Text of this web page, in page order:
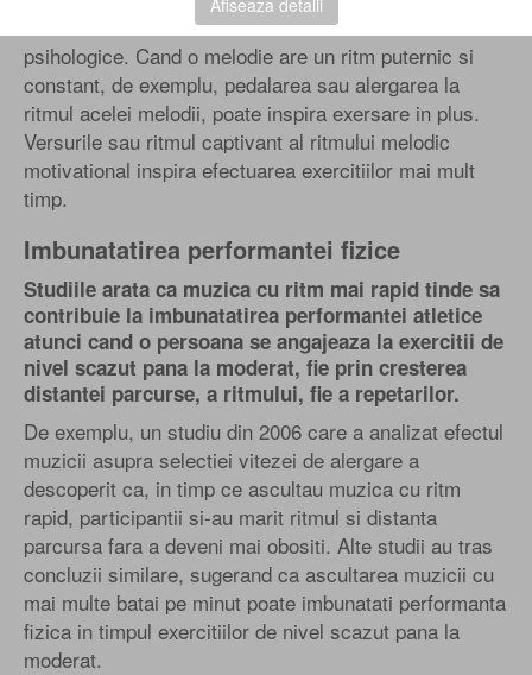
exercitiul se dovedeste a avea efecte fizice si
psihologice. Cand o melodie are un ritm puternic si
constant, de exemplu, pedalarea sau alergarea la
ritmul acelei melodii, poate inspira exersare in plus.
Versurile sau ritmul captivant al ritmului melodic
motivational inspira efectuarea exercitiilor mai mult
timp.
Imbunatatirea performantei fizice
Studiile arata ca muzica cu ritm mai rapid tinde sa
contribuie la imbunatatirea performantei atletice
atunci cand o persoana se angajeaza la exercitii de
nivel scazut pana la moderat, fie prin cresterea
distantei parcurse, a ritmului, fie a repetarilor.
De exemplu, un studiu din 2006 care a analizat efectul
muzicii asupra selectiei vitezei de alergare a
descoperit ca, in timp ce ascultau muzica cu ritm
rapid, participantii si-au marit ritmul si distanta
parcursa fara a deveni mai obositi. Alte studii au tras
concluzii similare, sugerand ca ascultarea muzicii cu
mai multe batai pe minut poate imbunatati performanta
fizica in timpul exercitiilor de nivel scazut pana la
moderat.